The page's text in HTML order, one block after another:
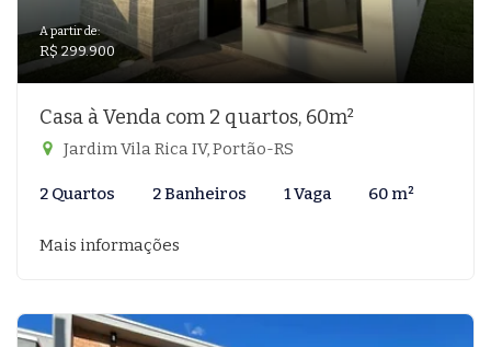
A partir de:
R$ 299.900
Casa à Venda com 2 quartos, 60m²
Jardim Vila Rica IV, Portão-RS
2 Quartos 2 Banheiros 1 Vaga 60 m²
Mais informações